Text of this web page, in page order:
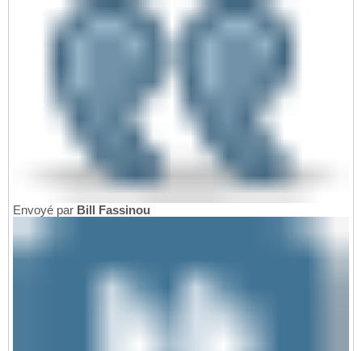
Envoyé par Bill Fassinou